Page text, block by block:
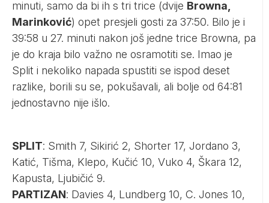
minuti, samo da bi ih s tri trice (dvije Browna,
Marinković) opet presjeli gosti za 37:50. Bilo je i
39:58 u 27. minuti nakon još jedne trice Browna, pa
je do kraja bilo važno ne osramotiti se. Imao je
Split i nekoliko napada spustiti se ispod deset
razlike, borili su se, pokušavali, ali bolje od 64:81
jednostavno nije išlo.
SPLIT: Smith 7, Sikirić 2, Shorter 17, Jordano 3,
Katić, Tišma, Klepo, Kučić 10, Vuko 4, Škara 12,
Kapusta, Ljubičić 9.
PARTIZAN: Davies 4, Lundberg 10, C. Jones 10,